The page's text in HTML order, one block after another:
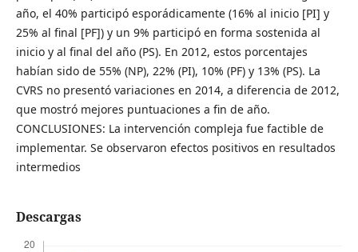
año, el 40% participó esporádicamente (16% al inicio [PI] y
25% al final [PF]) y un 9% participó en forma sostenida al
inicio y al final del año (PS). En 2012, estos porcentajes
habían sido de 55% (NP), 22% (PI), 10% (PF) y 13% (PS). La
CVRS no presentó variaciones en 2014, a diferencia de 2012,
que mostró mejores puntuaciones a fin de año.
CONCLUSIONES: La intervención compleja fue factible de
implementar. Se observaron efectos positivos en resultados
intermedios
Descargas